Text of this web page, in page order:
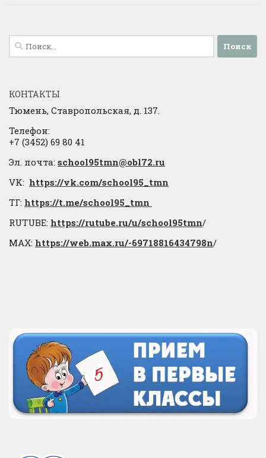
Найти:
КОНТАКТЫ
Тюмень, Ставропольская, д. 137.
Телефон:
+7 (3452) 69 80 41
Эл. почта: school95tmn@obl72.ru
VK: https://vk.com/school95_tmn
ТГ: https://t.me/school95_tmn
RUTUBE: https://rutube.ru/u/school95tmn/
МАХ: https://web.max.ru/-69718816434798n/